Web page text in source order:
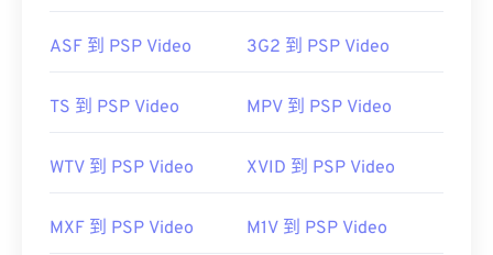
ASF 到 PSP Video 3G2 到 PSP Video
TS 到 PSP Video MPV 到 PSP Video
WTV 到 PSP Video XVID 到 PSP Video
MXF 到 PSP Video M1V 到 PSP Video